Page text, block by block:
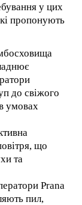
у цих
пропонують
до свіжого
умовах
що
та
Prana
пил,